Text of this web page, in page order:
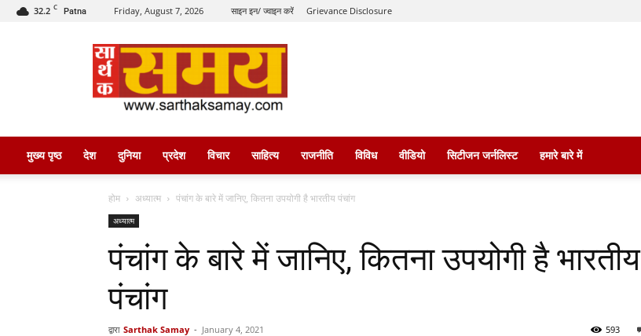
32.2 C Patna Friday, August 7, 2026 साइन इन/ ज्वाइन करें Grievance Disclosure
सार्थक
समय
मुख्य पृष्ठ देश दुनिया प्रदेश विचार साहित्य राजनीति विविध वीडियो सिटीजन जर्नलिस्ट हमारे बारे में
होम अध्यात्म पंचांग के बारे में जानिए, कितना उपयोगी है भारतीय पंचांग
अध्यात्म
पंचांग के बारे में जानिए, कितना उपयोगी है भारतीय
पंचांग
द्वारा Sarthak Samay - January 4, 2021 593